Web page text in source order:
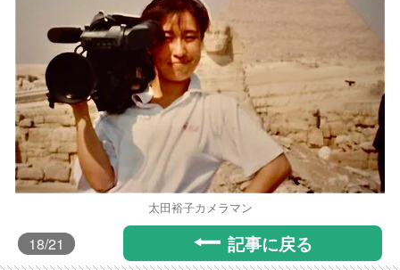
太田裕子カメラマン
18/21 記事に戻る